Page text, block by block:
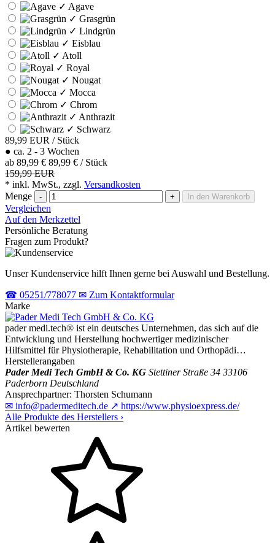
✓ Agave
✓ Grasgrün
✓ Lindgrün
✓ Eisblau
✓ Atoll
✓ Royal
✓ Nougat
✓ Mocca
✓ Chrom
✓ Anthrazit
✓ Schwarz
89,99 EUR / Stück
● ca. 2 - 3 Wochen
ab 89,99 € 89,99 € / Stück
159,99 EUR
* inkl. MwSt., zzgl. Versandkosten
Menge
- + In den Warenkorb
Vergleichen
Auf den Merkzettel
Persönliche Beratung
Fragen zum Produkt?
Unser Kundenservice hilft Ihnen gerne bei Auswahl und Bestellung.
☎ 05251/778077 ✉ Zum Kontaktformular
Marke
pader medi.tech® ist ein deutsches Unternehmen, das sich auf die
Entwicklung und Herstellung hochwertiger medizinischer
Hilfsmittel für Physiotherapie, Rehabilitation und Orthopädi…
Herstellerangaben
Pader Medi Tech GmbH & Co. KG Stettiner Straße 34 33106
Paderborn Deutschland
Ansprechpartner: Thorsten Schumann
✉ info@padermeditech.de ↗ https://www.physioexpress.de/
Alle Produkte des Herstellers ›
Artikel bewerten